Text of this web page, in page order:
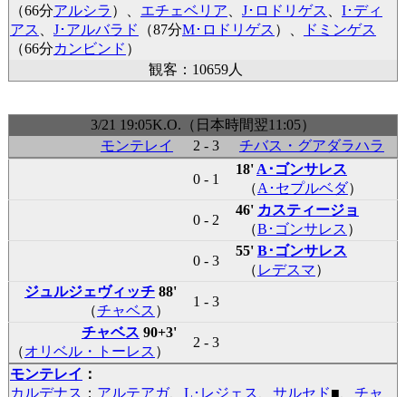
（66分アルシラ ）、 エチェベリア J･ロドリゲス
I･ディ
アス
J･アルバラド （87分M･ロドリゲス ）、
ドミンゲス
（66分カンビンド ）
観客：10659人
3/21 19:05K.O.（日本時間翌11:05）
モンテレイ
2 - 3 チバス・グアダラハラ
0 - 1
18' A･ゴンサレス
（A･セプルベダ）
0 - 2
46' カスティージョ
（B･ゴンサレス ）
0 - 3
55' B･ゴンサレス
（ レデスマ）
ジュルジェヴィッチ88'
（チャベス ）
1 - 3
チャベス 90+3'
（オリベル・トーレス ）
2 - 3
モンテレイ ：
カルデナス ； アルテアガ、 L･レジェス サルセド■ チャ